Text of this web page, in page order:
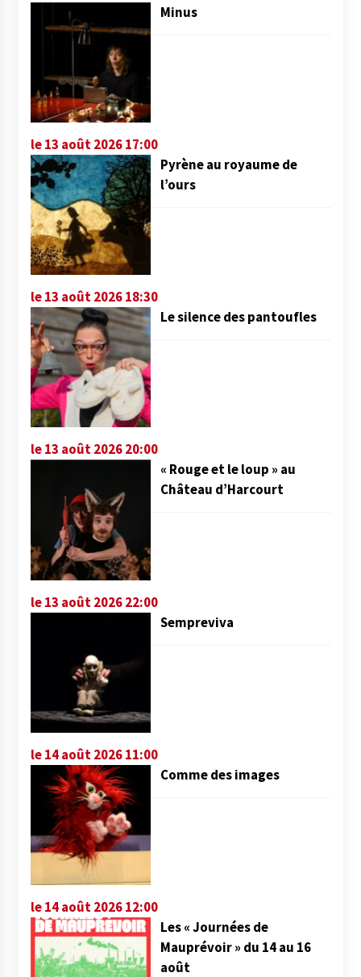
Minus
le 13 août 2026 17:00
Pyrène au royaume de
l’ours
le 13 août 2026 18:30
Le silence des pantoufles
le 13 août 2026 20:00
« Rouge et le loup » au
Château d’Harcourt
le 13 août 2026 22:00
Sempreviva
le 14 août 2026 11:00
Comme des images
le 14 août 2026 12:00
Les « Journées de
Mauprévoir » du 14 au 16
août